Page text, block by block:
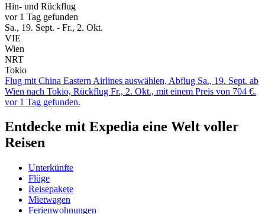
Hin- und Rückflug
vor 1 Tag gefunden
Sa., 19. Sept. - Fr., 2. Okt.
VIE
Wien
NRT
Tokio
Flug mit China Eastern Airlines auswählen, Abflug Sa., 19. Sept. ab
Wien nach Tokio, Rückflug Fr., 2. Okt., mit einem Preis von 704 €.
vor 1 Tag gefunden.
Entdecke mit Expedia eine Welt voller
Reisen
Unterkünfte
Flüge
Reisepakete
Mietwagen
Ferienwohnungen